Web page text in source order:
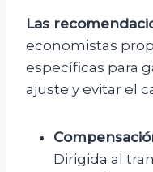
Las
economistas
específicas para
ajuste y evitar el
Dirigida al